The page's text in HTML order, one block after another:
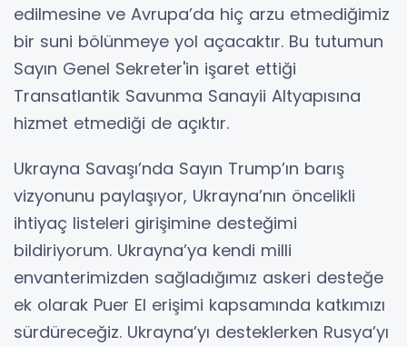
edilmesine ve Avrupa’da hiç arzu etmediğimiz
bir suni bölünmeye yol açacaktır. Bu tutumun
Sayın Genel Sekreter'in işaret ettiği
Transatlantik Savunma Sanayii Altyapısına
hizmet etmediği de açıktır.
Ukrayna Savaşı’nda Sayın Trump’ın barış
vizyonunu paylaşıyor, Ukrayna’nın öncelikli
ihtiyaç listeleri girişimine desteğimi
bildiriyorum. Ukrayna’ya kendi milli
envanterimizden sağladığımız askeri desteğe
ek olarak Puer El erişimi kapsamında katkımızı
sürdüreceğiz. Ukrayna’yı desteklerken Rusya’yı